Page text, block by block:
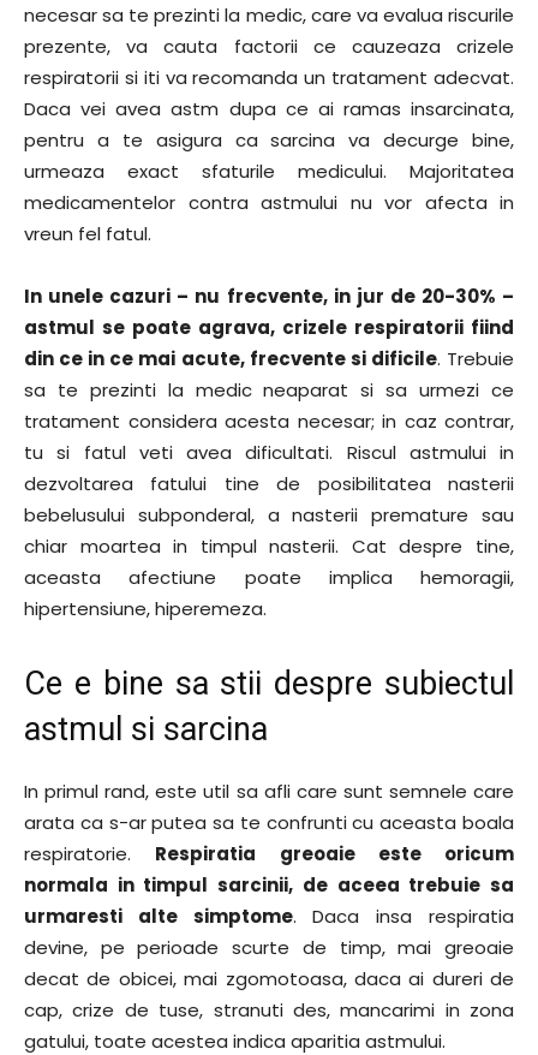
necesar sa te prezinti la medic, care va evalua riscurile
prezente, va cauta factorii ce cauzeaza crizele
respiratorii si iti va recomanda un tratament adecvat.
Daca vei avea astm dupa ce ai ramas insarcinata,
pentru a te asigura ca sarcina va decurge bine,
urmeaza exact sfaturile medicului. Majoritatea
medicamentelor contra astmului nu vor afecta in
vreun fel fatul.
In unele cazuri – nu frecvente, in jur de 20-30% –
astmul se poate agrava, crizele respiratorii fiind
din ce in ce mai acute, frecvente si dificile. Trebuie
sa te prezinti la medic neaparat si sa urmezi ce
tratament considera acesta necesar; in caz contrar,
tu si fatul veti avea dificultati. Riscul astmului in
dezvoltarea fatului tine de posibilitatea nasterii
bebelusului subponderal, a nasterii premature sau
chiar moartea in timpul nasterii. Cat despre tine,
aceasta afectiune poate implica hemoragii,
hipertensiune, hiperemeza.
Ce e bine sa stii despre subiectul
astmul si sarcina
In primul rand, este util sa afli care sunt semnele care
arata ca s-ar putea sa te confrunti cu aceasta boala
respiratorie. Respiratia greoaie este oricum
normala in timpul sarcinii, de aceea trebuie sa
urmaresti alte simptome. Daca insa respiratia
devine, pe perioade scurte de timp, mai greoaie
decat de obicei, mai zgomotoasa, daca ai dureri de
cap, crize de tuse, stranuti des, mancarimi in zona
gatului, toate acestea indica aparitia astmului.